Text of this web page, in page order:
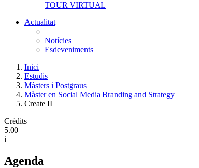
TOUR VIRTUAL
Actualitat
Notícies
Esdeveniments
Inici
Estudis
Màsters i Postgraus
Màster en Social Media Branding and Strategy
Create II
Crèdits
5.00
i
Agenda